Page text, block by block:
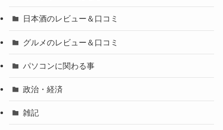
日本酒のレビュー＆口コミ
グルメのレビュー＆口コミ
パソコンに関わる事
政治・経済
雑記